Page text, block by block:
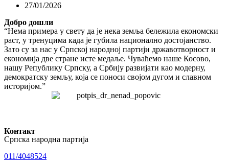
27/01/2026
Добро дошли
“Нема примера у свету да је нека земља бележила економски
раст, у тренуцима када је губила национално достојанство.
Зато су за нас у Српској народној партији државотворност и
економија две стране исте медаље. Чуваћемо наше Косово,
нашу Републику Српску, а Србију развијати као модерну,
демократску земљу, која се поноси својом дугом и славном
историјом.”
Контакт
Српска народна партија
011/4048524